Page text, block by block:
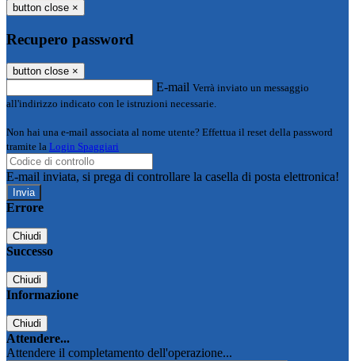
button close ×
Recupero password
button close ×
E-mail Verrà inviato un messaggio
all'indirizzo indicato con le istruzioni necessarie.
Non hai una e-mail associata al nome utente? Effettua il reset della password
tramite la Login Spaggiari
E-mail inviata, si prega di controllare la casella di posta elettronica!
Errore
Chiudi
Successo
Chiudi
Informazione
Chiudi
Attendere...
Attendere il completamento dell'operazione...